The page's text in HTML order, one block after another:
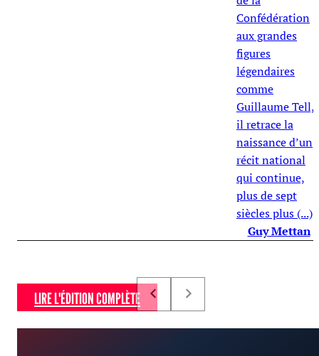
Confédération
aux grandes
figures
légendaires
comme
Guillaume Tell,
il retrace la
naissance d’un
récit national
qui continue,
plus de sept
siècles plus (...)
Guy Mettan
LIRE L'ÉDITION COMPLÈTE